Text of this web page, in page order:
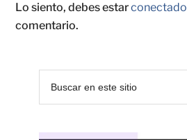
Lo siento, debes estarconectado
comentario.